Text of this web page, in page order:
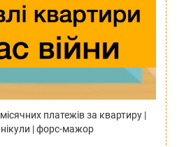
платежів за квартиру |
| форс-мажор